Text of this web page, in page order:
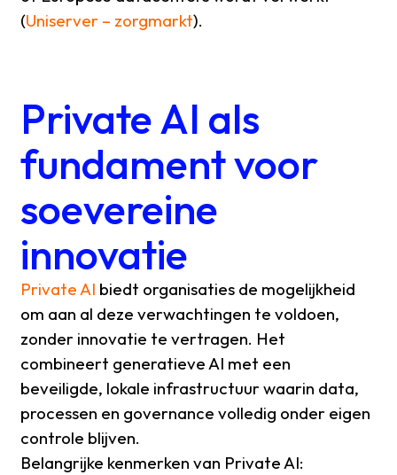
(Uniserver – zorgmarkt).
Private AI als
fundament voor
soevereine
innovatie
Private AI biedt organisaties de mogelijkheid
om aan al deze verwachtingen te voldoen,
zonder innovatie te vertragen. Het
combineert generatieve AI met een
beveiligde, lokale infrastructuur waarin data,
processen en governance volledig onder eigen
controle blijven.
Belangrijke kenmerken van Private AI: